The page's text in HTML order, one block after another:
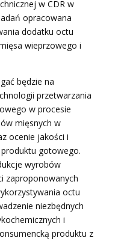
w CDR w
opracowana
dodatku octu
wieprzowego i
będzie na
przetwarzania
w procesie
mięsnych w
ocenie jakości i
gotowego.
wyrobów
zaproponowanych
octu
niezbędnych
i
produktu z